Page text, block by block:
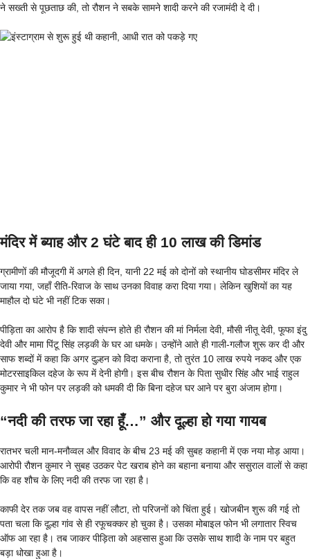
ने सख्ती से पूछताछ की, तो रौशन ने सबके सामने शादी करने की रजामंदी दे दी।
मंदिर में ब्याह और 2 घंटे बाद ही 10 लाख की डिमांड
ग्रामीणों की मौजूदगी में अगले ही दिन, यानी 22 मई को दोनों को स्थानीय घोडसीमर मंदिर ले
जाया गया, जहाँ रीति-रिवाज के साथ उनका विवाह करा दिया गया। लेकिन खुशियों का यह
माहौल दो घंटे भी नहीं टिक सका।
पीड़िता का आरोप है कि शादी संपन्न होते ही रौशन की मां निर्मला देवी, मौसी नीतू देवी, फूफा इंदु
देवी और मामा पिंटू सिंह लड़की के घर आ धमके। उन्होंने आते ही गाली-गलौज शुरू कर दी और
साफ शब्दों में कहा कि अगर दुल्हन को विदा कराना है, तो तुरंत 10 लाख रुपये नकद और एक
मोटरसाइकिल दहेज के रूप में देनी होगी। इस बीच रौशन के पिता सुधीर सिंह और भाई राहुल
कुमार ने भी फोन पर लड़की को धमकी दी कि बिना दहेज घर आने पर बुरा अंजाम होगा।
“नदी की तरफ जा रहा हूँ…” और दूल्हा हो गया गायब
रातभर चली मान-मनौव्वल और विवाद के बीच 23 मई की सुबह कहानी में एक नया मोड़ आया।
आरोपी रौशन कुमार ने सुबह उठकर पेट खराब होने का बहाना बनाया और ससुराल वालों से कहा
कि वह शौच के लिए नदी की तरफ जा रहा है।
काफी देर तक जब वह वापस नहीं लौटा, तो परिजनों को चिंता हुई। खोजबीन शुरू की गई तो
पता चला कि दूल्हा गांव से ही रफूचक्कर हो चुका है। उसका मोबाइल फोन भी लगातार स्विच
ऑफ आ रहा है। तब जाकर पीड़िता को अहसास हुआ कि उसके साथ शादी के नाम पर बहुत
बड़ा धोखा हुआ है।